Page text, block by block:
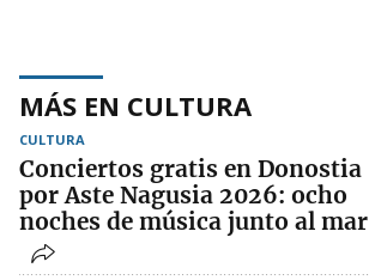
MÁS EN CULTURA
CULTURA
Conciertos gratis en Donostia
por Aste Nagusia 2026: ocho
noches de música junto al mar